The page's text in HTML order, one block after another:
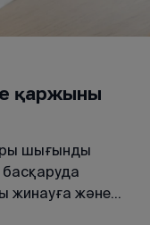
қаржыны
шығынды
жинауға және